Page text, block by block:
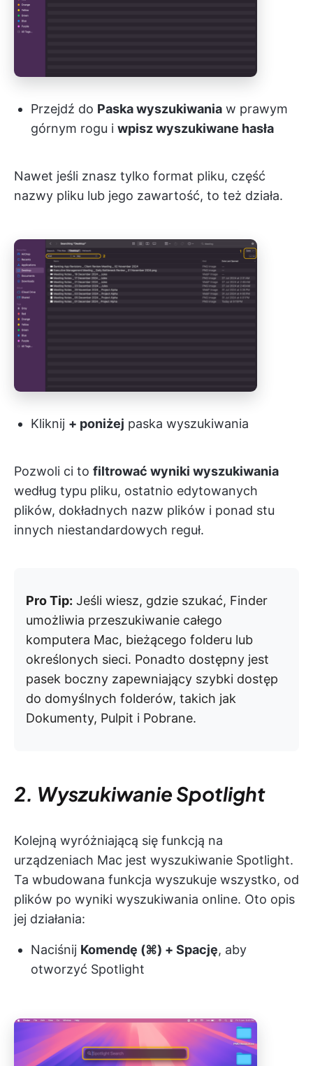
Przejdź do Paska wyszukiwania w prawym
górnym rogu i wpisz wyszukiwane hasła
Nawet jeśli znasz tylko format pliku, część
nazwy pliku lub jego zawartość, to też działa.
Kliknij + poniżej paska wyszukiwania
Pozwoli ci to filtrować wyniki wyszukiwania
według typu pliku, ostatnio edytowanych
plików, dokładnych nazw plików i ponad stu
innych niestandardowych reguł.
Pro Tip: Jeśli wiesz, gdzie szukać, Finder
umożliwia przeszukiwanie całego
komputera Mac, bieżącego folderu lub
określonych sieci. Ponadto dostępny jest
pasek boczny zapewniający szybki dostęp
do domyślnych folderów, takich jak
Dokumenty, Pulpit i Pobrane.
2. Wyszukiwanie Spotlight
Kolejną wyróżniającą się funkcją na
urządzeniach Mac jest wyszukiwanie Spotlight.
Ta wbudowana funkcja wyszukuje wszystko, od
plików po wyniki wyszukiwania online. Oto opis
jej działania:
Naciśnij Komendę (⌘) + Spację, aby
otworzyć Spotlight